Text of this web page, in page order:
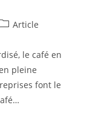
Article
le café en
pleine
font le